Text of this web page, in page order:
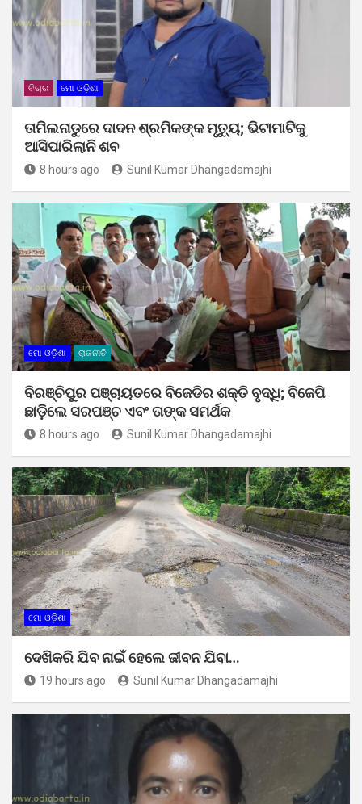
ବିଚାର ମୋ ଓଡ଼ିଶା
ତାମିଲନାଡୁରେ ଦାଦନ ଶ୍ରମିକଙ୍କ ମୃତ୍ୟୁ; ଭିଟାମାଟିକୁ
ଆସିପାରିଲାନି ଶବ
8 hours ago Sunil Kumar Dhangadamajhi
ମୋ ଓଡ଼ିଶା ରାଜନୀତି
ବିରଞ୍ଚିପୁର ପଞ୍ଚାୟତରେ ବିଜେଡିର ଶକ୍ତି ବୃଦ୍ଧି; ବିଜେପି
ଛାଡ଼ିଲେ ସରପଞ୍ଚ ଏବଂ ତାଙ୍କ ସମର୍ଥକ
8 hours ago Sunil Kumar Dhangadamajhi
ମୋ ଓଡ଼ିଶା
ଦେଖିକରି ଯିବ ନାଇଁ ହେଲେ ଜୀବନ ଯିବା…
19 hours ago Sunil Kumar Dhangadamajhi